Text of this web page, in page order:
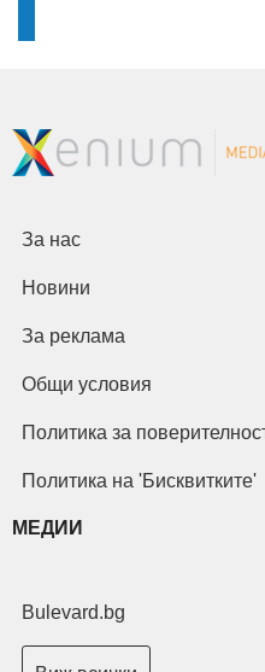
За нас
Новини
За реклама
Общи условия
Политика за
Политика на 'Бисквитките'
МЕДИИ
Bulevard.bg